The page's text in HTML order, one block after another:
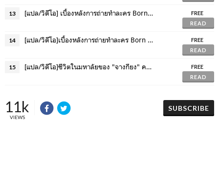
13 [แปล/วิดีโอ] เบื้องหลังการถ่ายทำละคร Born Again ตอนที่ 25-28
FREE
READ
14 [แปล/วิดีโอ]เบื้องหลังการถ่ายทำละคร Born Again ตอนสุดท้าย
FREE
READ
15 [แปล/วิดีโอ]ชีวิตในมหาลัยของ "จางกียง" คณะ Model Acting มหาวิทยาลัยซอคยอง
FREE
READ
11k
VIEWS
SUBSCRIBE